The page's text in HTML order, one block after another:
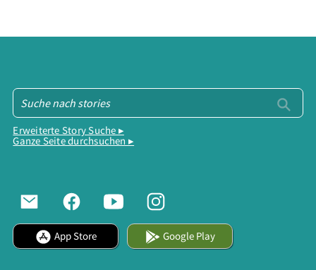
Erweiterte Story Suche ▸
Ganze Seite durchsuchen ▸
App Store Google Play